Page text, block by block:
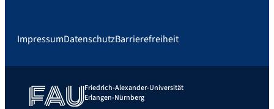
ImpressumDatenschutzBarrierefreiheit
Friedrich-Alexander-Universität
Erlangen-Nürnberg